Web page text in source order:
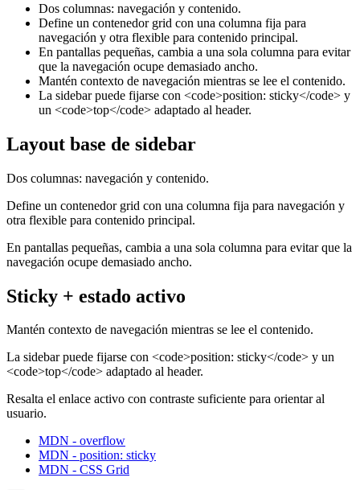
Dos columnas: navegación y contenido.
Define un contenedor grid con una columna fija para
navegación y otra flexible para contenido principal.
En pantallas pequeñas, cambia a una sola columna para evitar
que la navegación ocupe demasiado ancho.
Mantén contexto de navegación mientras se lee el contenido.
La sidebar puede fijarse con <code>position: sticky</code> y
un <code>top</code> adaptado al header.
Layout base de sidebar
Dos columnas: navegación y contenido.
Define un contenedor grid con una columna fija para navegación y
otra flexible para contenido principal.
En pantallas pequeñas, cambia a una sola columna para evitar que la
navegación ocupe demasiado ancho.
Sticky + estado activo
Mantén contexto de navegación mientras se lee el contenido.
La sidebar puede fijarse con <code>position: sticky</code> y un
<code>top</code> adaptado al header.
Resalta el enlace activo con contraste suficiente para orientar al
usuario.
MDN - overflow
MDN - position: sticky
MDN - CSS Grid